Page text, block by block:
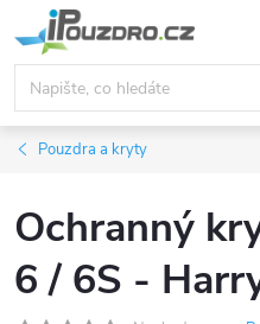
na
obsah
Pouzdra a kryty
Ochranný
6 / 6S -